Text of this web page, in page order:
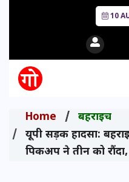
10
Home
बहराइच
यूपी सड़क हादसा:
पिकअप ने तीन को